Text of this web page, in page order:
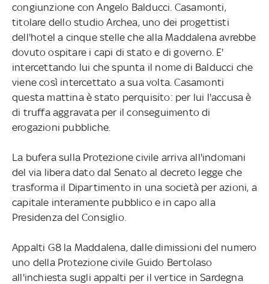
congiunzione con Angelo Balducci. Casamonti,
titolare dello studio Archea, uno dei progettisti
dell'hotel a cinque stelle che alla Maddalena avrebbe
dovuto ospitare i capi di stato e di governo. E'
intercettando lui che spunta il nome di Balducci che
viene così intercettato a sua volta. Casamonti
questa mattina è stato perquisito: per lui l'accusa è
di truffa aggravata per il conseguimento di
erogazioni pubbliche.
La bufera sulla Protezione civile arriva all'indomani
del via libera dato dal Senato al decreto legge che
trasforma il Dipartimento in una società per azioni, a
capitale interamente pubblico e in capo alla
Presidenza del Consiglio.
Appalti G8 la Maddalena, dalle dimissioni del numero
uno della Protezione civile Guido Bertolaso
all'inchiesta sugli appalti per il vertice in Sardegna